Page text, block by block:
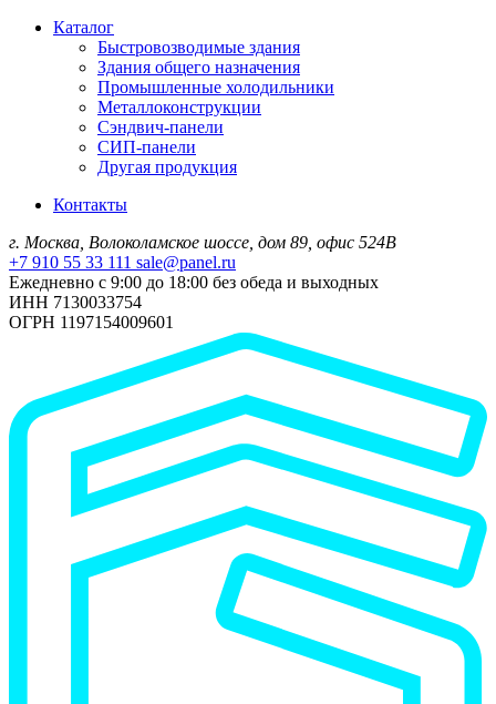
Каталог
Быстровозводимые здания
Здания общего назначения
Промышленные холодильники
Металлоконструкции
Сэндвич-панели
СИП-панели
Другая продукция
Контакты
г. Москва, Волоколамское шоссе, дом 89, офис 524В
+7 910 55 33 111 sale@panel.ru
Ежедневно с 9:00 до 18:00 без обеда и выходных
ИНН 7130033754
ОГРН 1197154009601